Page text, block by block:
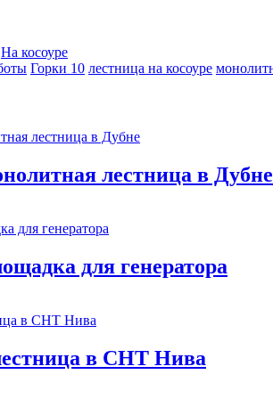
На косоуре
Горки 10 лестница на косоуре
лестница в Дубне
для генератора
в СНТ Нива